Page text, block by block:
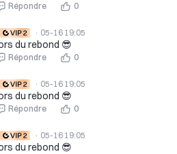
Répondre 0
· 05-16 19:05
du rebond 😎
Répondre 0
· 05-16 19:05
du rebond 😎
Répondre 0
· 05-16 19:05
du rebond 😎